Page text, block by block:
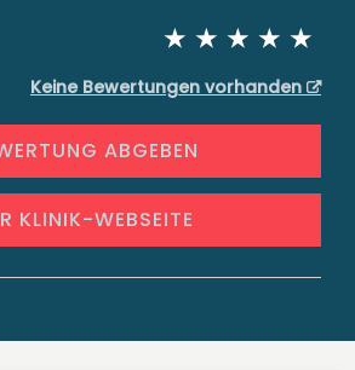
Keine Bewertungen vorhanden
ABGEBEN
KLINIK-WEBSEITE